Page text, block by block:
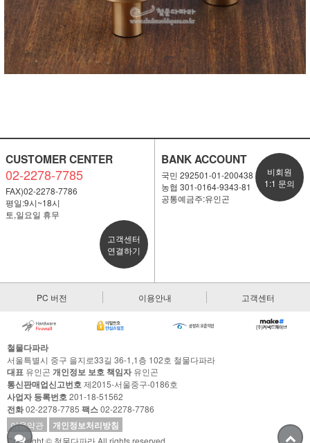
CUSTOMER CENTER
02-2278-7785
FAX)02-2278-7786
평일:9시~18시
토,일요일 휴무
고객센터
연결하기
BANK ACCOUNT
국민 292501-01-200438
농협 301-0164-9343-81
공통예금주:유인곤
비회원
1:1 문의
PC 버전 이용안내 고객센터
철물다파라
서울특별시 중구 을지로33길 36-1,1층 102호 철물다파라
대표 유인곤 개인정보 보호 책임자유인곤
통신판매업신고번호제2015-서울중구-0186호
사업자 등록번호201-18-51562
전화02-2278-7785 팩스02-2278-7786
이용약관
개인정보처리방침